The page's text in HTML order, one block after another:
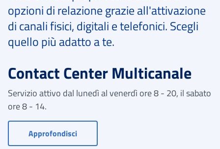
opzioni di relazione grazie all'attivazione
di canali fisici, digitali e telefonici. Scegli
quello più adatto a te.
Contact Center Multicanale
Servizio attivo dal lunedì al venerdì ore 8 - 20, il sabato
ore 8 - 14.
Approfondisci- Vai a Contact Center